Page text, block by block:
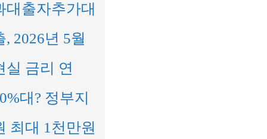
대출자추가대
, 2026년 5월
실 금리 연
대? 정부지
최대 1천만원